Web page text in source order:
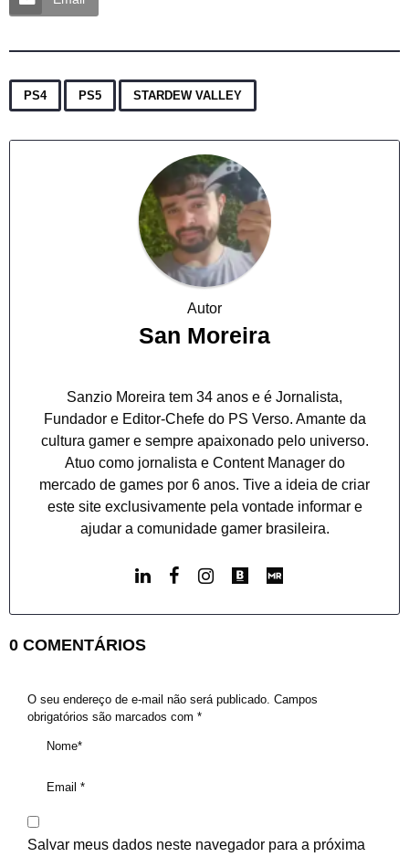
PS4 PS5 STARDEW VALLEY
Autor
San Moreira
Sanzio Moreira tem 34 anos e é Jornalista,
Fundador e Editor-Chefe do PS Verso. Amante da
cultura gamer e sempre apaixonado pelo universo.
Atuo como jornalista e Content Manager do
mercado de games por 6 anos. Tive a ideia de criar
este site exclusivamente pela vontade informar e
ajudar a comunidade gamer brasileira.
0 COMENTÁRIOS
O seu endereço de e-mail não será publicado. Campos
obrigatórios são marcados com *
Salvar meus dados neste navegador para a próxima